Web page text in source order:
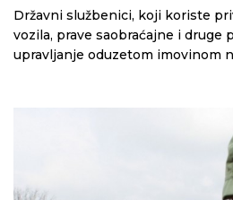
Državni službenici, koji koriste
vozila, prave saobraćajne i druge
upravljanje oduzetom imovinom